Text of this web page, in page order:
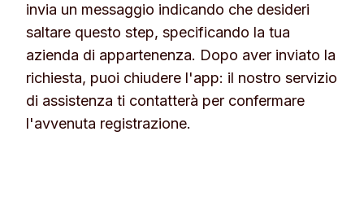
· Patente di guida o carta d’identità in
formato tessera : scatta una foto del
fronte e una del retro.
· Passaporto: basta una foto della pagina
con i tuoi dati.
Hai caricato le foto sbagliate? Nessun
invia un messaggio indicando che desideri
saltare questo step, specificando la tua
azienda di appartenenza. Dopo aver inviato la
richiesta, puoi chiudere l'app: il nostro servizio
di assistenza ti contatterà per confermare
l'avvenuta registrazione.